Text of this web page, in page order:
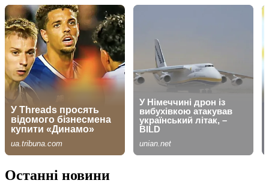
Останні новини